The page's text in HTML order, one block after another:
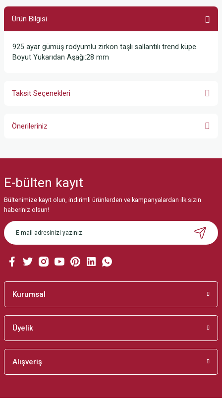
Ürün Bilgisi
925 ayar gümüş rodyumlu zirkon taşlı sallantılı trend küpe.
Boyut Yukarıdan Aşağı:28 mm
Taksit Seçenekleri
Önerileriniz
Görüş ve önerileriniz için teşekkür ederiz.
Ürün resmi kalitesiz, bozuk veya görüntülenemiyor.
Ürün açıklamasında eksik bilgiler bulunuyor.
Ürün bilgilerinde hatalar bulunuyor.
Bu ürüne benzer farklı alternatifler olmalı.
E-bülten kayıt
Bültenimize kayıt olun, indirimli ürünlerden ve kampanyalardan ilk sizin
haberiniz olsun!
Kurumsal
Üyelik
Alışveriş